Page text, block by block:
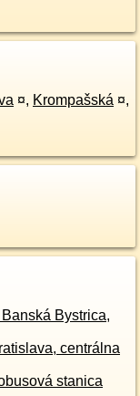
¤, Krompašská ¤,
centrálna